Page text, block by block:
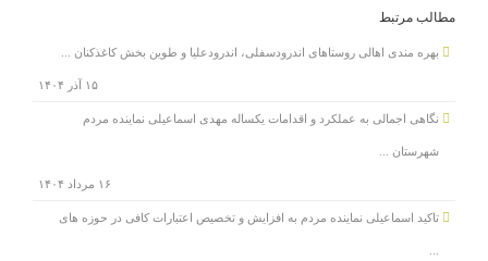
مطالب مرتبط
بهره مندی اهالی روستاهای اندرودسفلی، اندرودعلیا و طوین بخش کاغذکنان ...
۱۵ آذر ۱۴۰۴
نگاهی اجمالی به عملکرد و اقدامات یکساله مهدی اسماعیلی نماینده مردم
شهرستان ...
۱۶ مرداد ۱۴۰۴
تاکید اسماعیلی نماینده مردم به افزایش و تخصیص اعتبارات کافی در حوزه های